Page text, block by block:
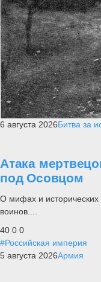
6 августа 2026Битва за
Атака
под Осовцом
О мифах и исторических
воинов....
40 0 0
#Российская империя
5 августа 2026Армия